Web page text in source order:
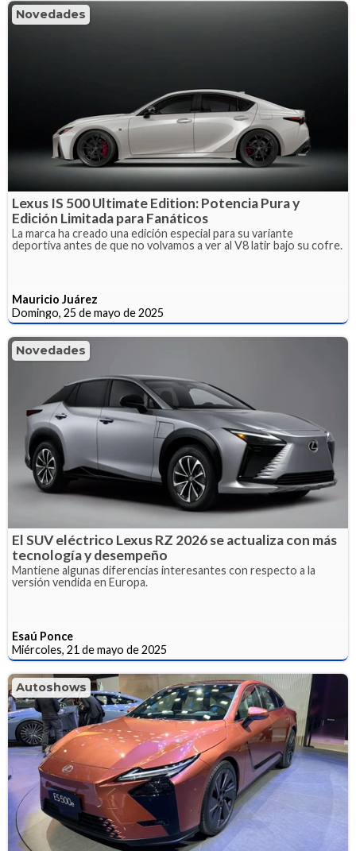
Novedades
Lexus IS 500 Ultimate Edition: Potencia Pura y
Edición Limitada para Fanáticos
La marca ha creado una edición especial para su variante
deportiva antes de que no volvamos a ver al V8 latir bajo su cofre.
Mauricio Juárez
Domingo, 25 de mayo de 2025
Novedades
El SUV eléctrico Lexus RZ 2026 se actualiza con más
tecnología y desempeño
Mantiene algunas diferencias interesantes con respecto a la
versión vendida en Europa.
Esaú Ponce
Miércoles, 21 de mayo de 2025
Autoshows